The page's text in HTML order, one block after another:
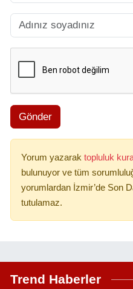
Gönder
Yorum yazarak topluluk
bulunuyor ve tüm
yorumlardan İzmir’de Son
tutulamaz.
Trend Haberler